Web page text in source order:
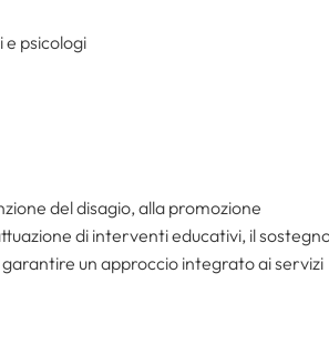
psicologi
del disagio, alla promozione
di interventi educativi, il
un approccio integrato ai servizi